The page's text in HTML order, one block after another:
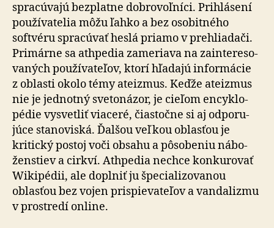
spra­cú­vajú bez­platne dobro­voľ­níci. Prihlásení
pou­ží­va­telia môžu ľahko a bez oso­bit­ného
softvéru spra­cú­vať heslá priamo v pre­hlia­dači.
Primárne sa athpedia za­me­riava na za­in­te­re­so­
va­ných pou­ží­va­te­ľov, ktorí hľadajú infor­mácie
z oblasti okolo témy ateizmus. Keďže ateizmus
nie je jed­notný sve­to­ná­zor, je cieľom ency­klo­
pédie vysvetliť via­ceré, čiastočne si aj odpo­ru­
júce sta­no­viská. Ďalšou veľkou oblasťou je
kritický postoj voči obsahu a pô­so­be­niu ná­bo­
žen­stiev a cirkví. Athpedia nechce kon­ku­ro­vať
Wikipédii, ale doplniť ju špe­cia­li­zo­va­nou
oblasťou bez vojen prispie­va­teľov a van­da­lizmu
v prostredí on­line.